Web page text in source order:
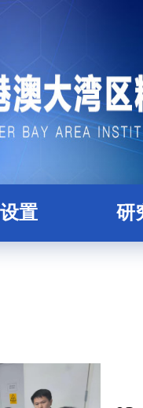
置
会
介
元
研